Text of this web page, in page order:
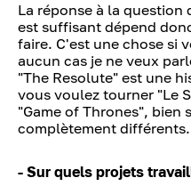
La réponse à la question
est suffisant dépend
faire. C'est une chose si
aucun cas je ne veux
"The Resolute" est une
vous voulez tourner "Le
"Game of Thrones", bien
complètement
- Sur quels projets